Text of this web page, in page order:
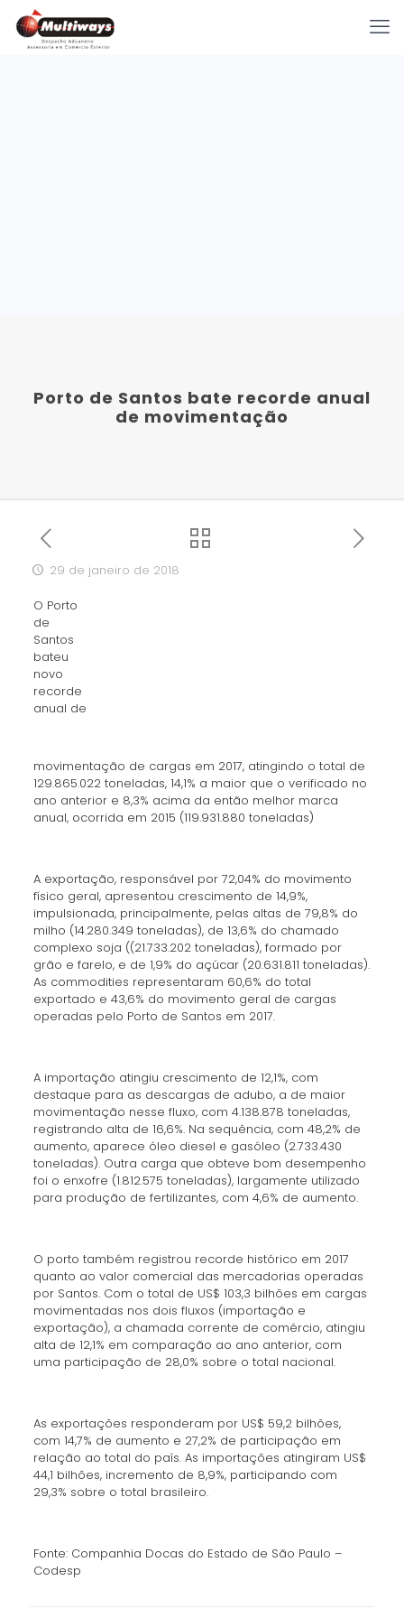
Porto de Santos bate recorde anual
de movimentação
29 de janeiro de 2018
O Porto
de
Santos
bateu
novo
recorde
anual de
movimentação de cargas em 2017, atingindo o total de
129.865.022 toneladas, 14,1% a maior que o verificado no
ano anterior e 8,3% acima da então melhor marca
anual, ocorrida em 2015 (119.931.880 toneladas)
A exportação, responsável por 72,04% do movimento
físico geral, apresentou crescimento de 14,9%,
impulsionada, principalmente, pelas altas de 79,8% do
milho (14.280.349 toneladas), de 13,6% do chamado
complexo soja ((21.733.202 toneladas), formado por
grão e farelo, e de 1,9% do açúcar (20.631.811 toneladas).
As commodities representaram 60,6% do total
exportado e 43,6% do movimento geral de cargas
operadas pelo Porto de Santos em 2017.
A importação atingiu crescimento de 12,1%, com
destaque para as descargas de adubo, a de maior
movimentação nesse fluxo, com 4.138.878 toneladas,
registrando alta de 16,6%. Na sequência, com 48,2% de
aumento, aparece óleo diesel e gasóleo (2.733.430
toneladas). Outra carga que obteve bom desempenho
foi o enxofre (1.812.575 toneladas), largamente utilizado
para produção de fertilizantes, com 4,6% de aumento.
O porto também registrou recorde histórico em 2017
quanto ao valor comercial das mercadorias operadas
por Santos. Com o total de US$ 103,3 bilhões em cargas
movimentadas nos dois fluxos (importação e
exportação), a chamada corrente de comércio, atingiu
alta de 12,1% em comparação ao ano anterior, com
uma participação de 28,0% sobre o total nacional.
As exportações responderam por US$ 59,2 bilhões,
com 14,7% de aumento e 27,2% de participação em
relação ao total do país. As importações atingiram US$
44,1 bilhões, incremento de 8,9%, participando com
29,3% sobre o total brasileiro.
Fonte: Companhia Docas do Estado de São Paulo –
Codesp